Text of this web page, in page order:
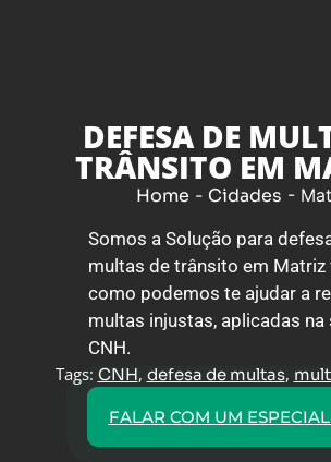
DEFESA DE
TRÂNSITO EM
Home - Cidades -
Somos a Solução para
multas de trânsito em Matriz
como podemos te ajudar a
multas injustas, aplicadas na
CNH.
Tags: CNH, defesa de multas,
FALAR COM UM